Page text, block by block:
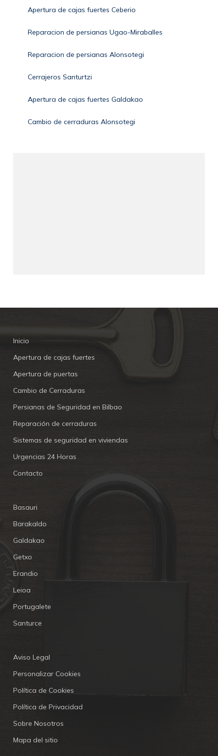
Apertura de cajas fuertes Ceberio
Reparacion de persianas Ugao-Miraballes
Reparacion de persianas Alonsotegi
Cerrajeros Santurtzi
Apertura de cajas fuertes Galdakao
Cambio de cerraduras Alonsotegi
Inicio
Apertura de cajas fuertes
Apertura de puertas
Cambio de Cerraduras
Persianas de Seguridad en Bilbao
Reparación de cerraduras
Sistemas de seguridad en viviendas
Urgencias 24 Horas
Contacto
Basauri
Barakaldo
Galdakao
Getxo
Erandio
Leioa
Portugalete
Santurce
Aviso Legal
Personalizar Cookies
Política de Cookies
Política de Privacidad
Sobre Nosotros
Mapa del sitio